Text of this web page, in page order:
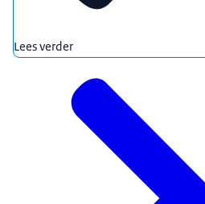
Lees verder